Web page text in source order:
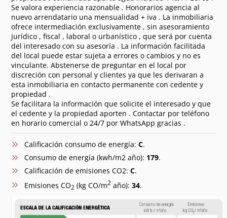
Se valora experiencia razonable . Honorarios agencia al
nuevo arrendatario una mensualidad + iva . La inmobiliaria
ofrece intermediación exclusivamente , sin asesoramiento
jurídico , fiscal , laboral o urbanístico , que será por cuenta
del interesado con su asesoría . La información facilitada
del local puede estar sujeta a errores o cambios y no es
vinculante. Abstenerse de preguntar en el local por
discreción con personal y clientes ya que les derivaran a
esta inmobiliaria en contacto permanente con cedente y
propiedad .
Se facilitara la información que solicite el interesado y que
el cedente y la propiedad aporten . Contactar por teléfono
en horario comercial o 24/7 por WhatsApp gracias .
Calificación consumo de energía: C.
Consumo de energía (kwh/m2 año): 179.
Calificación de emisiones CO2: C.
Emisiones CO2 (kg CO/m2año): 34.